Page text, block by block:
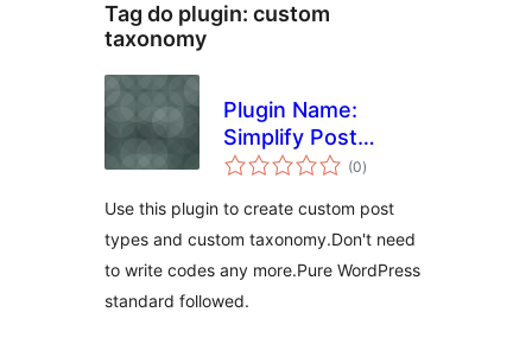
Tag do plugin: custom
taxonomy
Plugin Name:
Simplify Post
Taxonomy
(0total
de
)
Use this plugin to create custom post
types and custom taxonomy.Don't need
to write codes any more.Pure WordPress
standard followed.